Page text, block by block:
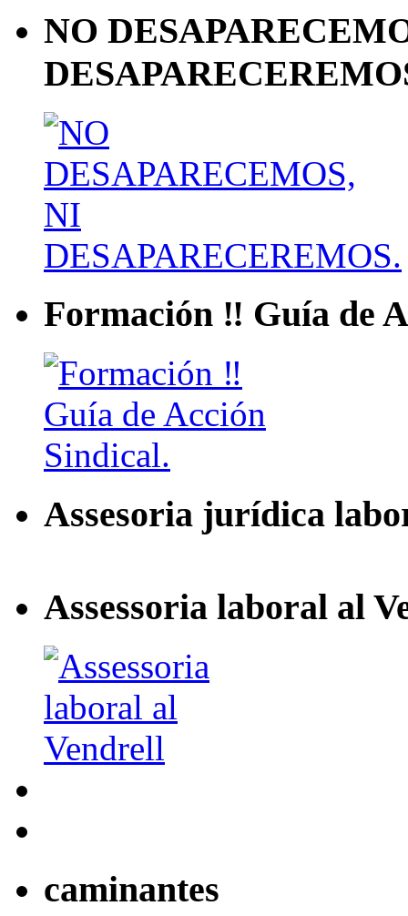
NO
Formación ‼ Guía de
Assesoria jurídica
Assessoria laboral al
caminantes